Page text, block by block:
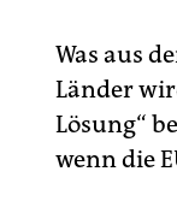
Was aus
Länder
Lösung“
wenn die